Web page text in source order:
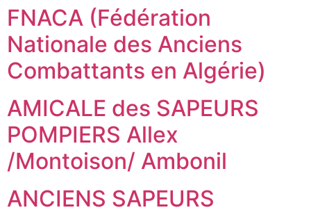
FNACA (Fédération
Nationale des Anciens
Combattants en Algérie)
AMICALE des SAPEURS
POMPIERS Allex
/Montoison/ Ambonil
ANCIENS SAPEURS